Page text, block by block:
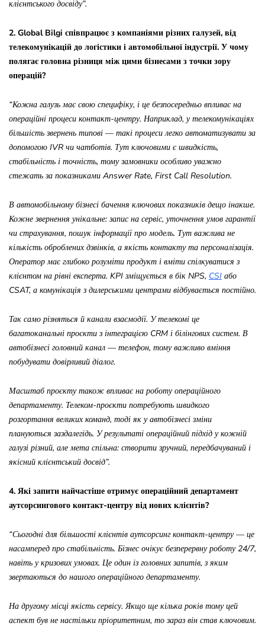
клієнтського досвіду”.
2. Global Bilgi співпрацює з компаніями різних галузей, від
телекомунікацій до логістики і автомобільної індустрії. У чому
полягає головна різниця між цими бізнесами з точки зору
операцій?
“Кожна галузь має свою специфіку, і це безпосередньо впливає на
операційні процеси контакт-центру. Наприклад, у телекомунікаціях
більшість звернень типові — такі процеси легко автоматизувати за
допомогою IVR чи чатботів. Тут ключовими є швидкість,
стабільність і точність, тому замовники особливо уважно
стежать за показниками Answer Rate, First Call Resolution.
В автомобільному бізнесі бачення ключових показників дещо інакше.
Кожне звернення унікальне: запис на сервіс, уточнення умов гарантії
чи страхування, пошук інформації про модель. Тут важлива не
кількість оброблених дзвінків, а якість контакту та персоналізація.
Оператор має глибоко розуміти продукт і вміти спілкуватися з
клієнтом на рівні експерта. KPI зміщується в бік NPS, CSI або
CSAT, а комунікація з дилерськими центрами відбувається постійно.
Так само різняться й канали взаємодії. У телекомі це
багатоканальні проєкти з інтеграцією CRM і білінгових систем. В
автобізнесі головний канал — телефон, тому важливо вміння
побудувати довірливий діалог.
Масштаб проєкту також впливає на роботу операційного
департаменту. Телеком-проєкти потребують швидкого
розгортання великих команд, тоді як у автобізнесі зміни
плануються заздалегідь. У результаті операційний підхід у кожній
галузі різний, але мета спільна: створити зручний, передбачуваний і
якісний клієнтський досвід”.
4. Які запити найчастіше отримує операційний департамент
аутсорсингового контакт-центру від нових клієнтів?
“Сьогодні для більшості клієнтів аутсорсинг контакт-центру — це
насамперед про стабільність. Бізнес очікує безперервну роботу 24/7,
навіть у кризових умовах. Це один із головних запитів, з яким
звертаються до нашого операційного департаменту.
На другому місці якість сервісу. Якщо ще кілька років тому цей
аспект був не настільки пріоритетним, то зараз він став ключовим.